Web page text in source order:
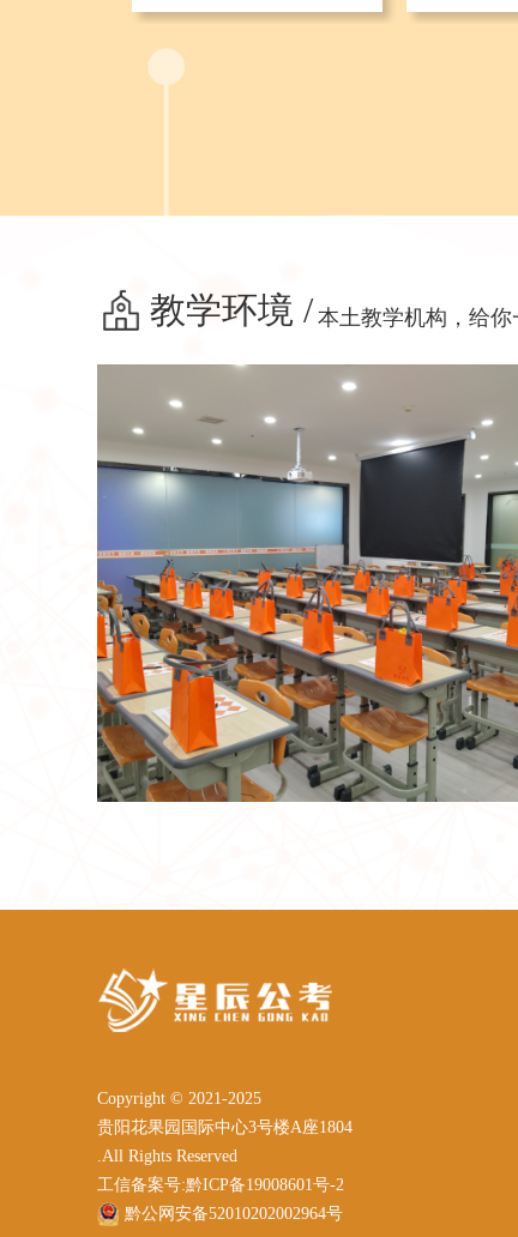
教学环境 / 本土教学机构，给你
Copyright © 2021-2025
贵阳花果园国际中心3号楼A座1804
.All Rights Reserved
工信备案号:黔ICP备19008601号-2
黔公网安备52010202002964号